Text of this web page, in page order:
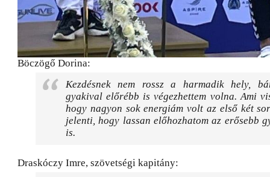
Böczögő Dorina:
Kezdésnek nem rossz a harmadik hely,
gyakival előrébb is végezhettem volna. Ami
hogy nagyon sok energiám volt az első két
jelenti, hogy lassan előhozhatom az erősebb
is.
Draskóczy Imre, szövetségi kapitány: